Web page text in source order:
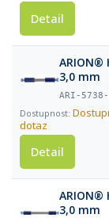
Detail
ARION®
3,0 mm
ARI-5738-
dotaz
Detail
ARION®
3,0 mm